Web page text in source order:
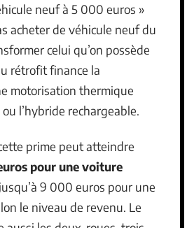
neuf à 5 000 euros »
acheter de véhicule neuf du
celui qu’on possède
rétrofit finance la
motorisation thermique
l’hybride rechargeable.
prime peut atteindre
pour une voiture
9 000 euros pour une
le niveau de revenu. Le